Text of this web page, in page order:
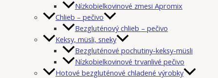
Nízkobielkovinové zmesi Apromix
Chlieb – pečivo
Bezgluténový chlieb – pečivo
Keksy, müsli, sneky
Bezgluténové pochutiny-keksy-müsli
Nízkobielkovinové trvanlivé pečivo
Hotové bezgluténové chladené výrobky